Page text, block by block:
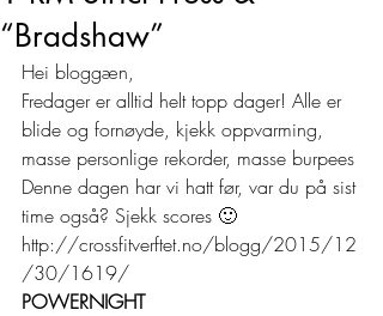
“Bradshaw”
Hei bloggæn,
Fredager er alltid helt topp dager! Alle er
blide og fornøyde, kjekk oppvarming,
masse personlige rekorder, masse burpees
Denne dagen har vi hatt før, var du på sist
time også? Sjekk scores 🙂
http://crossfitverftet.no/blogg/2015/12
/30/1619/
POWERNIGHT